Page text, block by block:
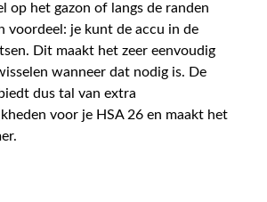
op het gazon of langs de randen
voordeel: je kunt de accu in de
Dit maakt het zeer eenvoudig
wanneer dat nodig is. De
dus tal van extra
voor je HSA 26 en maakt het